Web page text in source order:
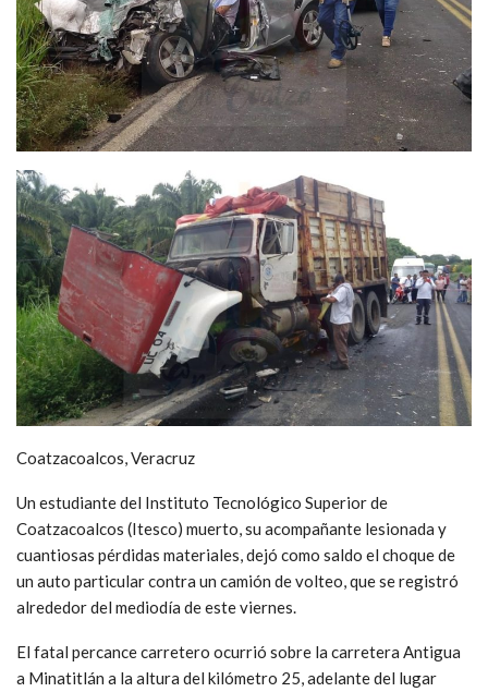
Coatzacoalcos, Veracruz
Un estudiante del Instituto Tecnológico Superior de
Coatzacoalcos (Itesco) muerto, su acompañante lesionada y
cuantiosas pérdidas materiales, dejó como saldo el choque de
un auto particular contra un camión de volteo, que se registró
alrededor del mediodía de este viernes.
El fatal percance carretero ocurrió sobre la carretera Antigua
a Minatitlán a la altura del kilómetro 25, adelante del lugar